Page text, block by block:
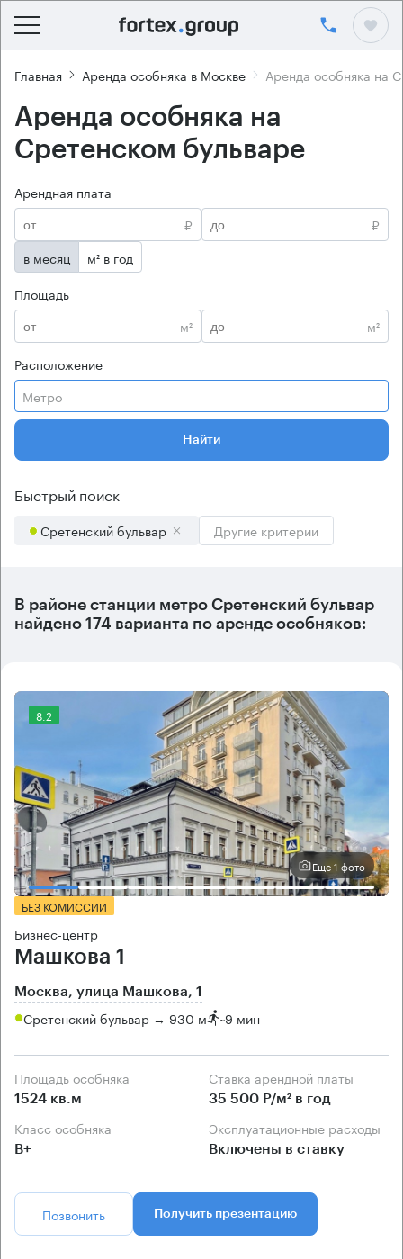
Главная Аренда особняка в Москве Аренда особняка на
Аренда особняка на
Сретенском бульваре
Арендная плата
₽
₽
в месяц
м² в год
Площадь
м²
м²
Расположение
Метро
Найти
Быстрый поиск
Сретенский бульвар Другие критерии
В районе станции метро Сретенский бульвар
найдено 174 варианта по аренде особняков:
8.2
Еще 1 фото
БЕЗ КОМИССИИ
Бизнес-центр
Машкова 1
Москва, улица Машкова, 1
Сретенский бульвар → 930 м ~9 мин
Площадь особняка
1524 кв.м
Ставка арендной платы
35 500 Р/м² в год
Класс особняка
B+
Эксплуатационные расходы
Включены в ставку
Позвонить Получить презентацию